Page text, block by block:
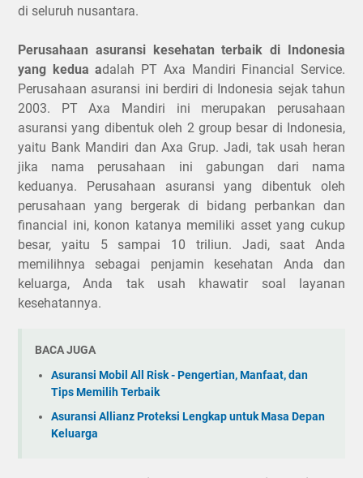
di seluruh nusantara.
Perusahaan asuransi kesehatan terbaik di Indonesia
yang kedua adalah PT Axa Mandiri Financial Service.
Perusahaan asuransi ini berdiri di Indonesia sejak tahun
2003. PT Axa Mandiri ini merupakan perusahaan
asuransi yang dibentuk oleh 2 group besar di Indonesia,
yaitu Bank Mandiri dan Axa Grup. Jadi, tak usah heran
jika nama perusahaan ini gabungan dari nama
keduanya. Perusahaan asuransi yang dibentuk oleh
perusahaan yang bergerak di bidang perbankan dan
financial ini, konon katanya memiliki asset yang cukup
besar, yaitu 5 sampai 10 triliun. Jadi, saat Anda
memilihnya sebagai penjamin kesehatan Anda dan
keluarga, Anda tak usah khawatir soal layanan
kesehatannya.
BACA JUGA
Asuransi Mobil All Risk - Pengertian, Manfaat, dan
Tips Memilih Terbaik
Asuransi Allianz Proteksi Lengkap untuk Masa Depan
Keluarga